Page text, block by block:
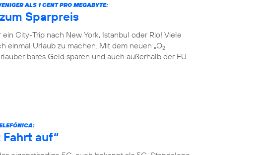
ALS 1 CENT PRO MEGABYTE:
Sparpreis
City-Trip nach New York, Istanbul oder Rio! Viele
einmal Urlaub zu machen. Mit dem neuen „O2
bares Geld sparen und auch außerhalb der EU
auf“